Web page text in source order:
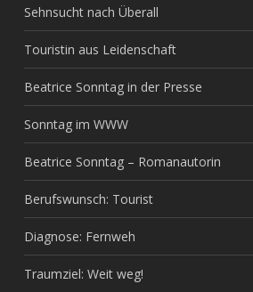
Sehnsucht nach Überall
Touristin aus Leidenschaft
Beatrice Sonntag in der Presse
Sonntag im WWW
Beatrice Sonntag – Romanautorin
Berufswunsch: Tourist
Diagnose: Fernweh
Traumziel: Weit weg!